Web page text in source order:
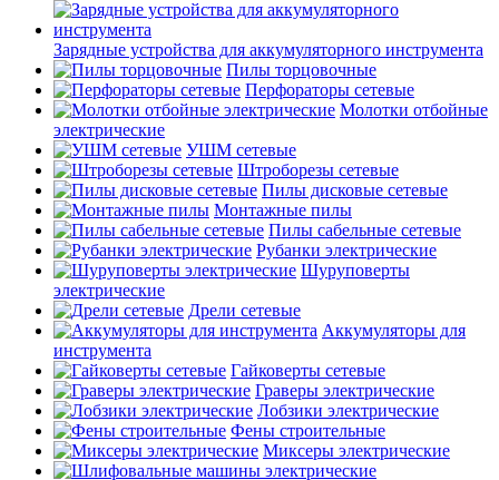
Зарядные устройства для аккумуляторного инструмента
Пилы торцовочные
Перфораторы сетевые
Молотки отбойные
электрические
УШМ сетевые
Штроборезы сетевые
Пилы дисковые сетевые
Монтажные пилы
Пилы сабельные сетевые
Рубанки электрические
Шуруповерты
электрические
Дрели сетевые
Аккумуляторы для
инструмента
Гайковерты сетевые
Граверы электрические
Лобзики электрические
Фены строительные
Миксеры электрические